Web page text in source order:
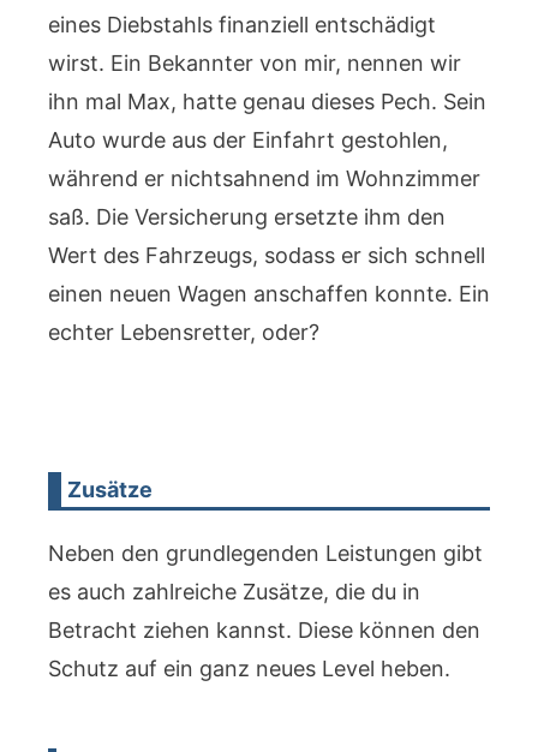
eines Diebstahls finanziell entschädigt
wirst. Ein Bekannter von mir, nennen wir
ihn mal Max, hatte genau dieses Pech. Sein
Auto wurde aus der Einfahrt gestohlen,
während er nichtsahnend im Wohnzimmer
saß. Die Versicherung ersetzte ihm den
Wert des Fahrzeugs, sodass er sich schnell
einen neuen Wagen anschaffen konnte. Ein
echter Lebensretter, oder?
Zusätze
Neben den grundlegenden Leistungen gibt
es auch zahlreiche Zusätze, die du in
Betracht ziehen kannst. Diese können den
Schutz auf ein ganz neues Level heben.